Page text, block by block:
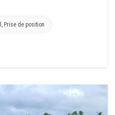
, Prise de position